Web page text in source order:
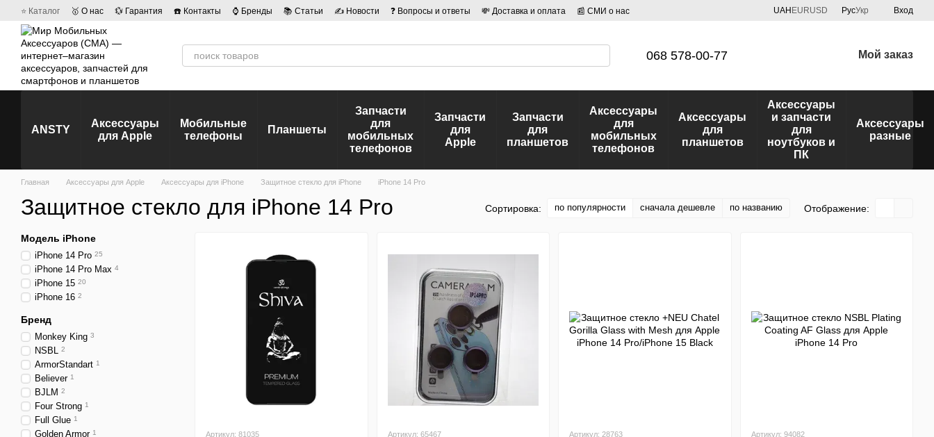
Перейти к основному контенту
⭐ Каталог 🥇 О нас 💱 Гарантия ☎️ Контакты ⌚ Бренды 📚 Статьи ✍ Новости ❓ Вопросы и ответы 💸 Доставка и оплата
📰 СМИ о нас
UAH EURUSD РусУкр Вход
068 578-00-77 Мой заказ
ANSTY
Аксессуары
для Apple
Мобильные
телефоны
Планшеты
Запчасти
для
мобильных
телефонов
Запчасти
для
Apple
Запчасти
для
планшетов
Аксессуары
для
мобильных
телефонов
Аксессуары
для
планшетов
Аксессуары
и запчасти
для
ноутбуков и
ПК
Аксессуары
разные
Главная Аксессуары для Apple Аксессуары для iPhone Защитное стекло для iPhone iPhone 14 Pro
Защитное стекло для iPhone 14 Pro Сортировка: по популярности сначала дешевле по названию Отображение:
Артикул: 81035 Артикул: 65467 Артикул: 28763 Артикул: 94082
Модель iPhone
iPhone 14 Pro 25
iPhone 14 Pro Max 4
iPhone 15 20
iPhone 16 2
Бренд
Monkey King 3
NSBL 2
ArmorStandart 1
Believer 1
BJLM 2
Four Strong 1
Full Glue 1
Golden Armor 1